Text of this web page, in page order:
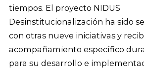
tiempos. El proyecto NIDUS
Desinstitucionalización ha sido
con otras nueve iniciativas y
acompañamiento específico
para su desarrollo e